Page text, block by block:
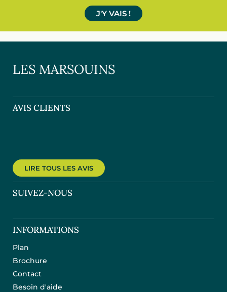
J'Y VAIS !
LES MARSOUINS
AVIS CLIENTS
LIRE TOUS LES AVIS
SUIVEZ-NOUS
INFORMATIONS
Plan
Brochure
Contact
Besoin d'aide